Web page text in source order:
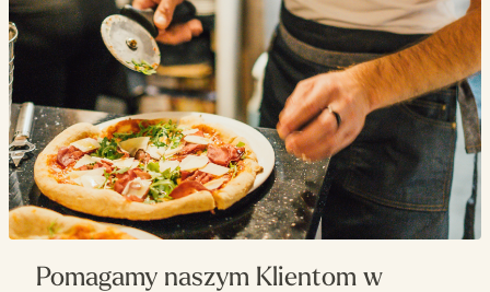
Pomagamy naszym Klientom w